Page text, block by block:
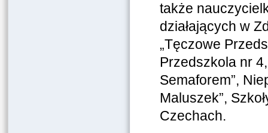
także
działających w
„Tęczowe
Przedszkola nr
Semaforem”,
Maluszek”,
Czechach.